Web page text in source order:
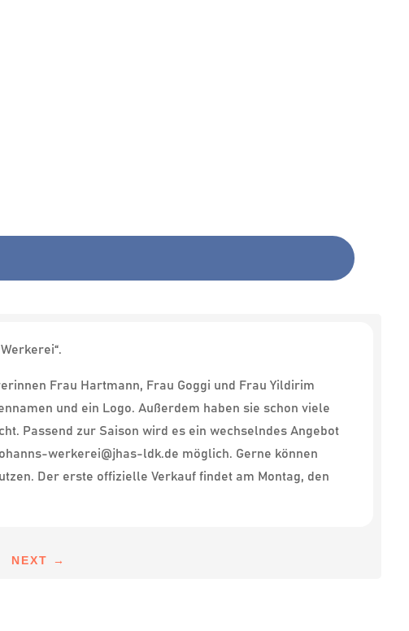
Frau Hartmann, Frau Goggi und Frau Yildirim
und ein Logo. Außerdem haben sie schon viele
Passend zur Saison wird es ein wechselndes Angebot
werkerei@jhas-ldk.de möglich. Gerne können
Der erste offizielle Verkauf findet am Montag, den
NEXT →